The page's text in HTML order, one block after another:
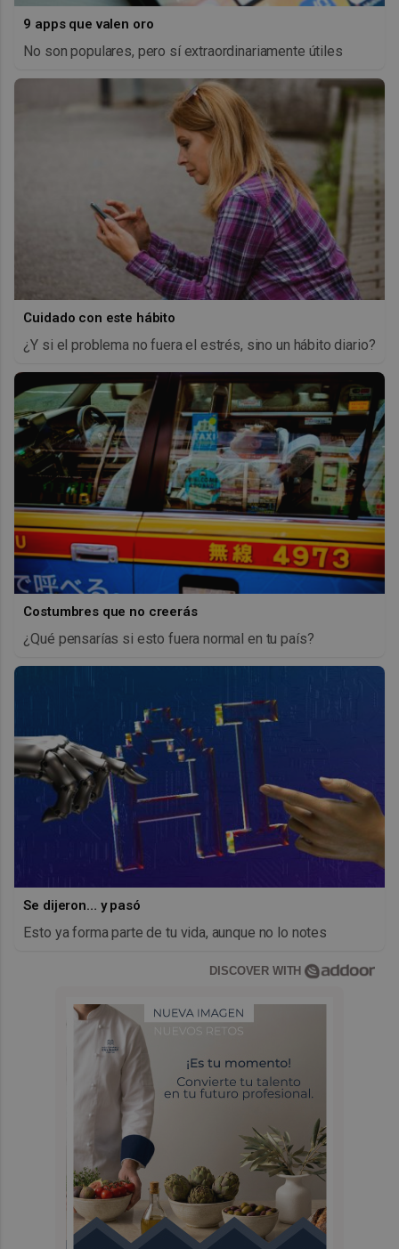
9 apps que valen oro
No son populares, pero sí extraordinariamente útiles
Cuidado con este hábito
¿Y si el problema no fuera el estrés, sino un hábito diario?
Costumbres que no creerás
¿Qué pensarías si esto fuera normal en tu país?
Se dijeron… y pasó
Esto ya forma parte de tu vida, aunque no lo notes
DISCOVER WITH